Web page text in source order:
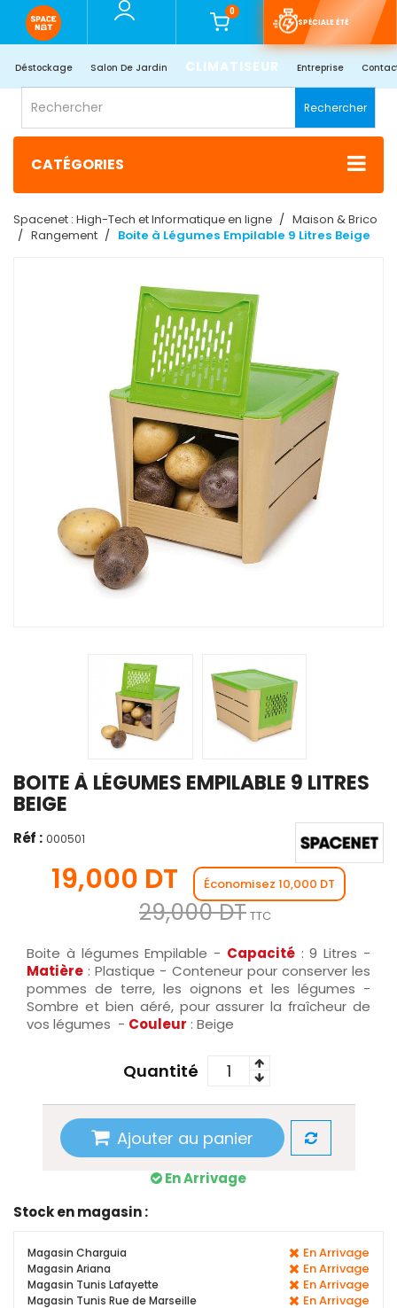
0
SPÉCIALE ÉTÉ
Déstockage Salon De Jardin CLIMATISEUR Entreprise
Rechercher
CATÉGORIES
Spacenet : High-Tech et Informatique en ligne
Maison & Brico
Rangement
Boite à Légumes Empilable 9 Litres Beige
BOITE À LÉGUMES EMPILABLE 9 LITRES
BEIGE
Réf : 000501
19,000 DT Économisez 10,000 DT
29,000 DT TTC
Boite à légumes Empilable - Capacité : 9 Litres -
Matière : Plastique - Conteneur pour conserver les
pommes de terre, les oignons et les légumes -
Sombre et bien aéré, pour assurer la fraîcheur de
vos légumes - Couleur : Beige
Quantité
Ajouter au panier
En Arrivage
Stock en magasin :
Magasin Charguia En Arrivage
Magasin Ariana En Arrivage
Magasin Tunis Lafayette En Arrivage
Magasin Tunis Rue de Marseille En Arrivage